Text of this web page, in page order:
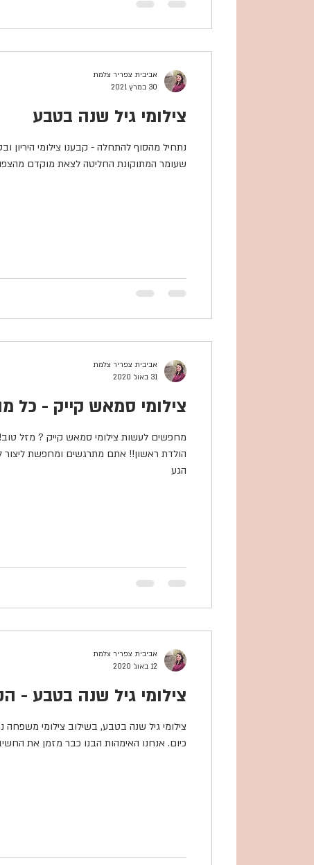
צילומי גיל שנה בטבע
נתחיל מהסוף להתחלה - קבענו צילומי היריון
שעומר המתוקונת החליטה לצאת מוקדם
אביבית צפריר צלמת
30 במרץ 2021
צילומי סמאש קייק - כל
מחפשים לעשות צילומי סמאש קייק ? מזל
הולדת ראשון!! אתם מתרגשים ומחפשת
הגע
אביבית צפריר צלמת
31 באוג׳ 2020
צילומי גיל שנה בטבע -
צילומי גיל שנה בטבע, בשילוב צילומי
כיום. אנחנו האימהות הבנו כבר מזמן את
אביבית צפריר צלמת
12 באוג׳ 2020